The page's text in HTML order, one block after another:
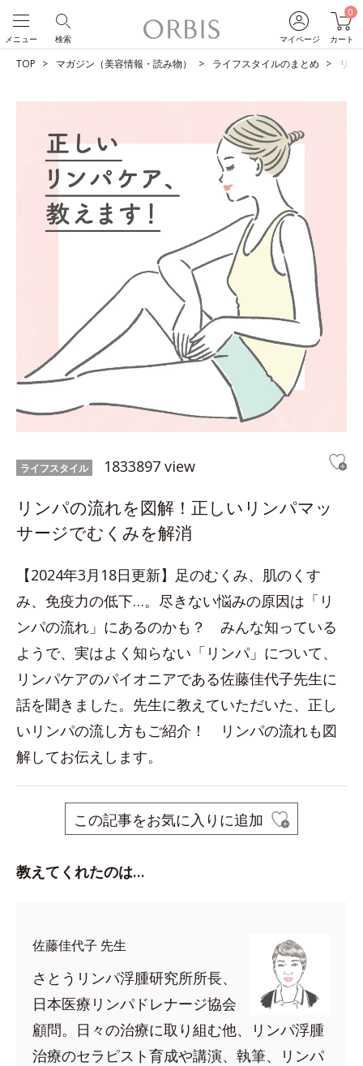
マイページ
0
カート
検索
メニュー
TOP マガジン（美容情報・読み物） ライフスタイルのまとめ リ
ライフスタイル 1833897 view
リンパの流れを図解！正しいリンパマッ
サージでむくみを解消
【2024年3月18日更新】足のむくみ、肌のくす
み、免疫力の低下…。尽きない悩みの原因は「リ
ンパの流れ」にあるのかも？ みんな知っている
ようで、実はよく知らない「リンパ」について、
リンパケアのパイオニアである佐藤佳代子先生に
話を聞きました。先生に教えていただいた、正し
いリンパの流し方もご紹介！ リンパの流れも図
解してお伝えします。
この記事をお気に入りに追加
教えてくれたのは…
佐藤佳代子 先生
さとうリンパ浮腫研究所所長、
日本医療リンパドレナージ協会
顧問。日々の治療に取り組む他、リンパ浮腫
治療のセラピスト育成や講演、執筆、リンパ